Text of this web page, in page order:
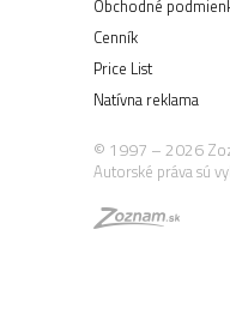
Obchodné
Cenník
Price List
Natívna reklama
© 1997 – 2026
Autorské práva sú